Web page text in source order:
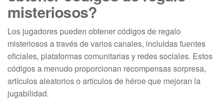
misteriosos?
Los jugadores pueden obtener códigos de regalo
misteriosos a través de varios canales, incluidas fuentes
oficiales, plataformas comunitarias y redes sociales. Estos
códigos a menudo proporcionan recompensas sorpresa,
artículos aleatorios o artículos de héroe que mejoran la
jugabilidad.